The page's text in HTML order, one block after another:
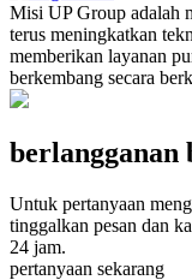
Misi UP Group adalah
terus meningkatkan
memberikan layanan
berkembang secara
berlangganan
Untuk pertanyaan
tinggalkan pesan dan
24 jam.
pertanyaan sekarang